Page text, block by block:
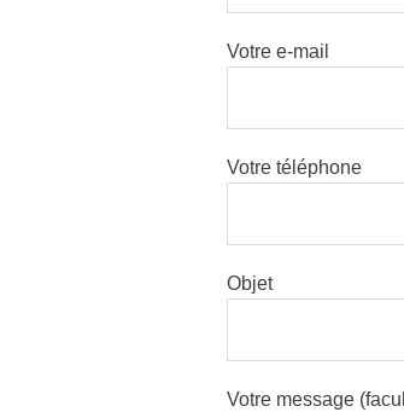
Votre e-mail
Votre téléphone
Objet
Votre message